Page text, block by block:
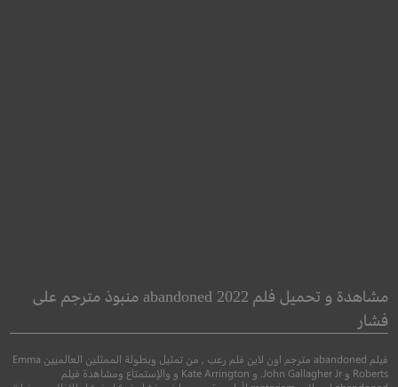
أكسجين ستاردوج
مشاهدة و تحميل فلم abandoned 2022 منبوذ مترجم على
فشار
فيلم abandoned مترجم اون لاين فلم رعب , من تمثيل وبطولة الممثلين العالميين Emma
Roberts و John Gallagher Jr. و Kate Arrington و والإستمتاع ومشاهدة فيلم